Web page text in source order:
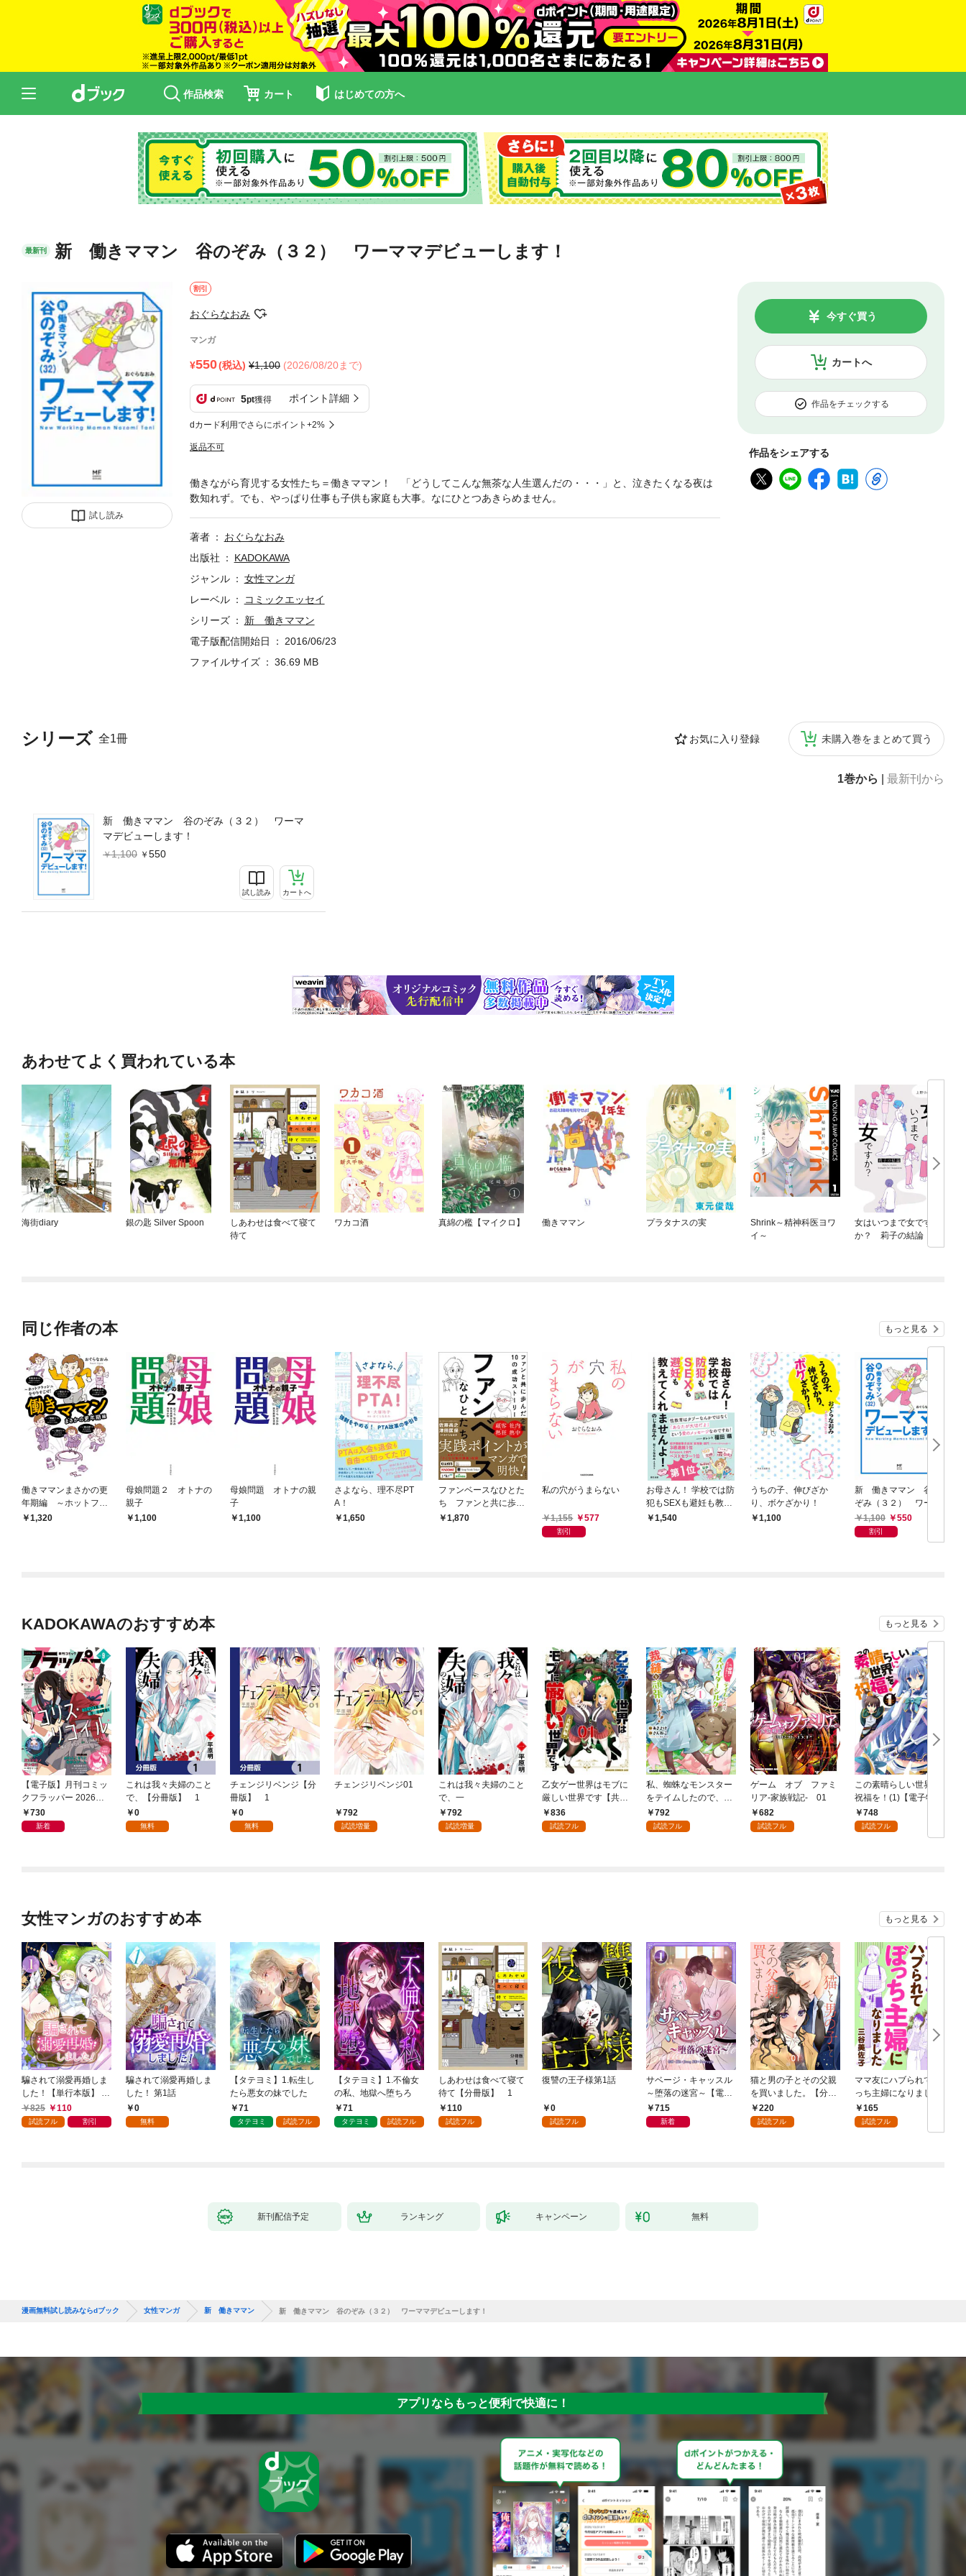
作品検索 カート はじめての方へ
最新刊 新 働きママン 谷のぞみ（３２） ワーママデビューします！
試し読み
割引
おぐらなおみ
マンガ
550(税込) 1,100 (2026/08/20まで)
5pt獲得 ポイント詳細
dカード利用でさらにポイント+2%
返品不可
カートへ
今すぐ買う
作品をチェックする
作品をシェアする
シリーズ 全1冊 お気に入り登録 未購入巻をまとめて買う
1巻から 最新刊から
新 働きママン 谷のぞみ（３２） ワーマ
マデビューします！
1,100
550
試し読み カートへ
働きながら育児する女性たち＝働きママン！ 「どうしてこんな無茶な人生選んだの・・・」と、泣きたくなる夜は
数知れず。でも、やっぱり仕事も子供も家庭も大事。なにひとつあきらめません。
著者
おぐらなおみ
出版社
KADOKAWA
ジャンル
女性マンガ
レーベル
コミックエッセイ
シリーズ
新 働きママン
電子版配信開始日
2016/06/23
ファイルサイズ
36.69 MB
あわせてよく買われている本
海街diary 銀の匙 Silver Spoon
しあわせは食べて寝て
待て
ワカコ酒 真綿の檻【マイクロ】 働きママン プラタナスの実
Shrink～精神科医ヨワ
イ～
女はいつまで女です
か？ 莉子の結論
同じ作者の本 もっと見る
働きママンまさかの更
年期編 ～ホットフラ
ッシュをやりすごせ！
1,320
母娘問題２ オトナの
親子
1,100
母娘問題 オトナの親
子
1,100
さよなら、理不尽PT
A！
1,650
ファンベースなひとた
ち ファンと共に歩ん
だ企業10の成功ストー
1,870
私の穴がうまらない
1,155 577
割引
お母さん！ 学校では防
犯もSEXも避妊も教え
てくれませんよ！
1,540
うちの子、伸びざか
り、ボケざかり！
1,100
新 働きママン 谷の
ぞみ（３２） ワーマ
マデビューします！
1,100 550
割引
KADOKAWAのおすすめ本 もっと見る
【電子版】月刊コミッ
クフラッパー 2026年9
月号730
新着
これは我々夫婦のこと
で、【分冊版】 1
0
無料
チェンジリベンジ【分
冊版】 1
0
無料
チェンジリベンジ01
792
試読増量
これは我々夫婦のこと
で、一
792
試読増量
乙女ゲー世界はモブに
厳しい世界です【共和
国編】 ０１
836
試読フル
私、蜘蛛なモンスター
をテイムしたので、ス
パイダーシルクで裁縫
を頑張ります！ 1
792
試読フル
ゲーム オブ ファミ
リア-家族戦記- 01
682
試読フル
この素晴らしい世界に
祝福を！(1)【電子特別
版】748
試読フル
女性マンガのおすすめ本 もっと見る
騙されて溺愛再婚しま
した！【単行本版】 1
巻825 110
試読フル 割引
騙されて溺愛再婚しま
した！ 第1話
0
無料
【タテヨミ】1.転生し
たら悪女の妹でした
71
タテヨミ 試読フル
【タテヨミ】1.不倫女
の私、地獄へ堕ちろ
71
タテヨミ 試読フル
しあわせは食べて寝て
待て【分冊版】 1
110
試読フル
復讐の王子様第1話
0
試読フル
サベージ・キャッスル
～堕落の迷宮～【電子
単行本版】 第1巻
715
新着
猫と男の子とその父親
を買いました。【分冊
版】 1
220
試読フル
ママ友にハブられてぼ
っち主婦になりました
【分冊版】 1
165
試読フル
新刊配信予定 ランキング キャンペーン 無料
漫画無料試し読みならdブック 女性マンガ 新 働きママン 新 働きママン 谷のぞみ（３２） ワーママデビューします！
アプリならもっと便利で快適に！